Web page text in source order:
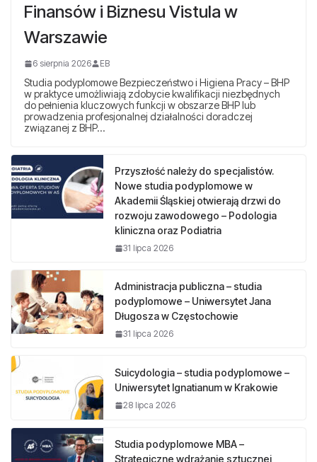
Finansów i Biznesu Vistula w
Warszawie
6 sierpnia 2026 EB
Studia podyplomowe Bezpieczeństwo i Higiena Pracy – BHP
w praktyce umożliwiają zdobycie kwalifikacji niezbędnych
do pełnienia kluczowych funkcji w obszarze BHP lub
prowadzenia profesjonalnej działalności doradczej
związanej z BHP…
Przyszłość należy do specjalistów.
Nowe studia podyplomowe w
Akademii Śląskiej otwierają drzwi do
rozwoju zawodowego – Podologia
kliniczna oraz Podiatria
31 lipca 2026
Administracja publiczna – studia
podyplomowe – Uniwersytet Jana
Długosza w Częstochowie
31 lipca 2026
Suicydologia – studia podyplomowe –
Uniwersytet Ignatianum w Krakowie
28 lipca 2026
Studia podyplomowe MBA –
Strategiczne wdrażanie sztucznej